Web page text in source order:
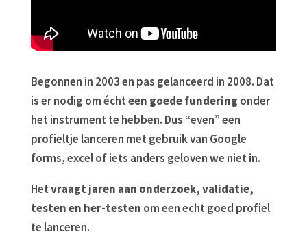
Begonnen in 2003 en pas gelanceerd in 2008. Dat
is er nodig om échteen goede fundering onder
het instrument te hebben. Dus “even” een
profieltje lanceren met gebruik van Google
forms, excel of iets anders geloven we niet in.
Hetvraagt jaren aan onderzoek, validatie,
testen en her-testen om een echt goed profiel
te lanceren.